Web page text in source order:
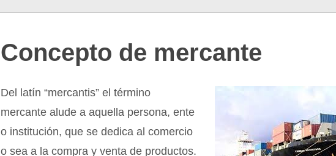
Concepto de mercante
Del latín “mercantis” el término
mercante alude a aquella persona, ente
o institución, que se dedica al comercio
o sea a la compra y venta de productos.